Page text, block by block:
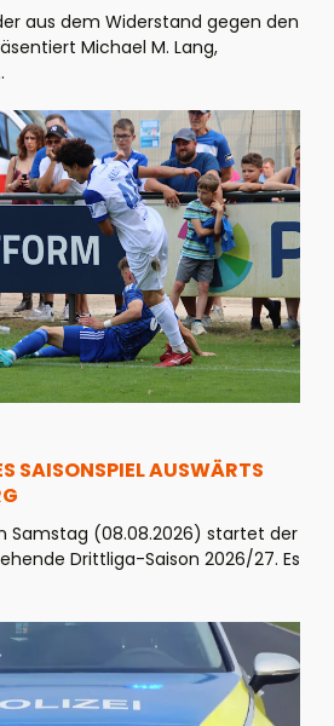
aus dem Widerstand gegen den
Michael M. Lang,
SAISONSPIEL AUSWÄRTS
Samstag (08.08.2026) startet der
Drittliga-Saison 2026/27. Es